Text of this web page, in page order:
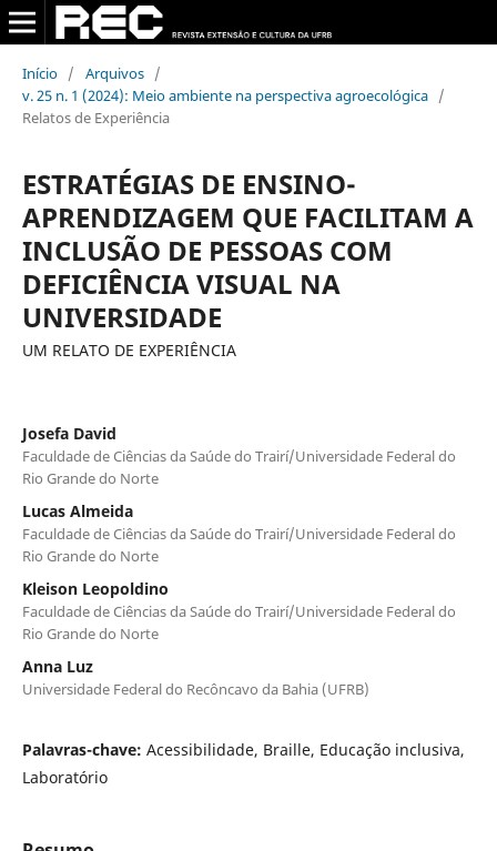
Início / Arquivos /
v. 25 n. 1 (2024): Meio ambiente na perspectiva agroecológica /
Relatos de Experiência
ESTRATÉGIAS DE ENSINO-
APRENDIZAGEM QUE FACILITAM A
INCLUSÃO DE PESSOAS COM
DEFICIÊNCIA VISUAL NA
UNIVERSIDADE
UM RELATO DE EXPERIÊNCIA
Josefa David
Faculdade de Ciências da Saúde do Trairí/Universidade Federal do
Rio Grande do Norte
Lucas Almeida
Faculdade de Ciências da Saúde do Trairí/Universidade Federal do
Rio Grande do Norte
Kleison Leopoldino
Faculdade de Ciências da Saúde do Trairí/Universidade Federal do
Rio Grande do Norte
Anna Luz
Universidade Federal do Recôncavo da Bahia (UFRB)
Palavras-chave: Acessibilidade, Braille, Educação inclusiva,
Laboratório